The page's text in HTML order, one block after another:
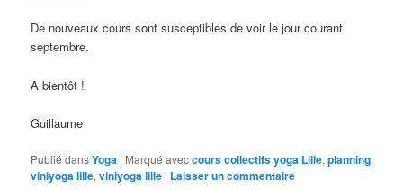
De nouveaux cours sont susceptibles de voir le jour courant
septembre.
A bientôt !
Guillaume
Publié dansYoga | Marqué aveccours collectifs yoga Lille,planning
viniyoga lille,viniyoga lille | Laisser un commentaire